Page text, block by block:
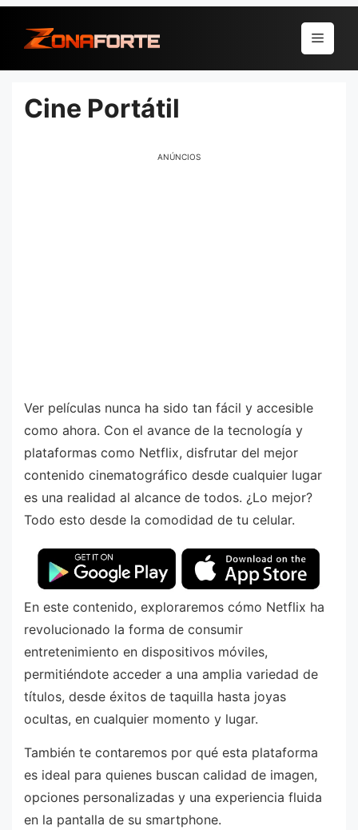
para
conteúdo
Menu
Cine Portátil
ANÚNCIOS
Ver películas nunca ha sido tan fácil y accesible
como ahora. Con el avance de la tecnología y
plataformas como Netflix, disfrutar del mejor
contenido cinematográfico desde cualquier lugar
es una realidad al alcance de todos. ¿Lo mejor?
Todo esto desde la comodidad de tu celular.
En este contenido, exploraremos cómo Netflix ha
revolucionado la forma de consumir
entretenimiento en dispositivos móviles,
permitiéndote acceder a una amplia variedad de
títulos, desde éxitos de taquilla hasta joyas
ocultas, en cualquier momento y lugar.
También te contaremos por qué esta plataforma
es ideal para quienes buscan calidad de imagen,
opciones personalizadas y una experiencia fluida
en la pantalla de su smartphone.